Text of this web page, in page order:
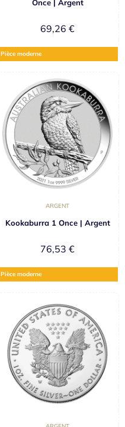
Once | Argent
69,26 €
Pièce moderne
ARGENT
Kookaburra 1 Once | Argent
76,53 €
Pièce moderne